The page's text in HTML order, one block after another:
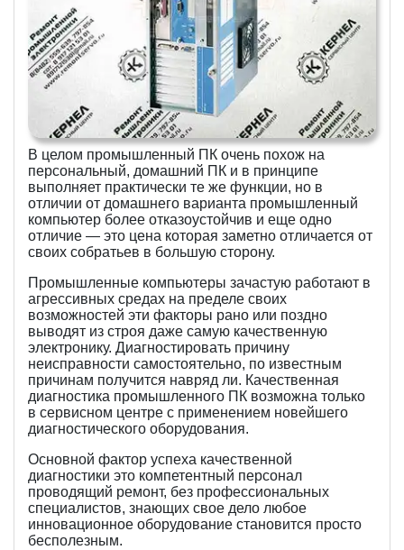
В целом промышленный ПК очень похож на
персональный, домашний ПК и в принципе
выполняет практически те же функции, но в
отличии от домашнего варианта промышленный
компьютер более отказоустойчив и еще одно
отличие — это цена которая заметно отличается от
своих собратьев в большую сторону.
Промышленные компьютеры зачастую работают в
агрессивных средах на пределе своих
возможностей эти факторы рано или поздно
выводят из строя даже самую качественную
электронику. Диагностировать причину
неисправности самостоятельно, по известным
причинам получится навряд ли. Качественная
диагностика промышленного ПК возможна только
в сервисном центре с применением новейшего
диагностического оборудования.
Основной фактор успеха качественной
диагностики это компетентный персонал
проводящий ремонт, без профессиональных
специалистов, знающих свое дело любое
инновационное оборудование становится просто
бесполезным.